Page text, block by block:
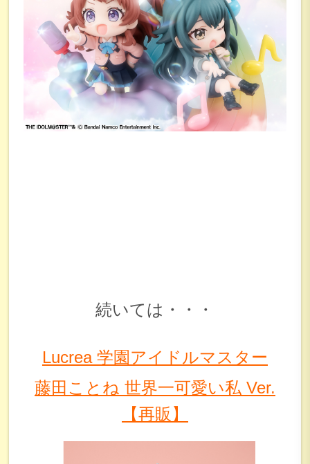
続いては・・・
Lucrea 学園アイドルマスター
藤田ことね 世界一可愛い私 Ver.
【再販】